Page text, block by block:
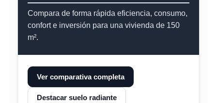
Compara de forma rápida eficiencia, consumo,
confort e inversión para una vivienda de 150
m².
Ver comparativa completa
Destacar suelo radiante